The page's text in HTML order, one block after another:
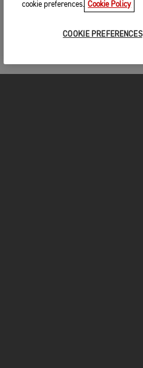
cookie preferences. Cookie Policy
COOKIE PREFERENCES